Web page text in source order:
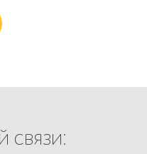
связи: